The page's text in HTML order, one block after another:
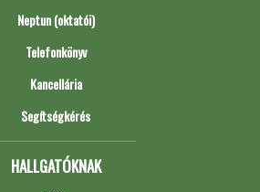
Neptun (oktatói)
Telefonkönyv
Kancellária
Segítségkérés
HALLGATÓKNAK